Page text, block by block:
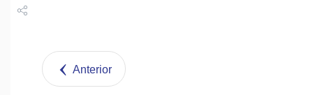
Tweet
Anterior